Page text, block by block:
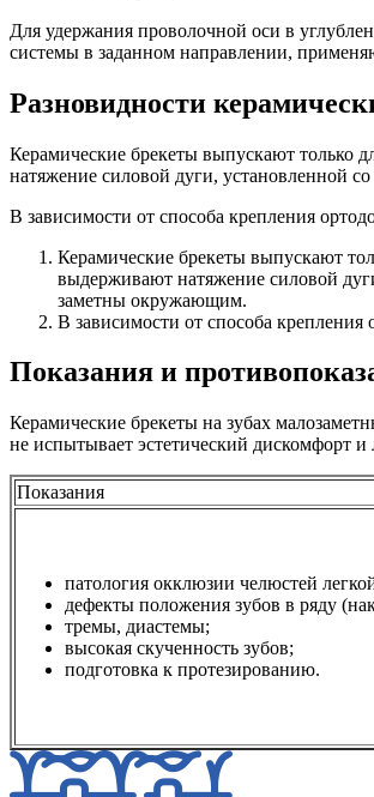
Для удержания проволочной оси в
системы в заданном направлении,
Разновидности
Керамические брекеты выпускают только
натяжение силовой дуги, установленной
В зависимости от способа крепления
Керамические брекеты выпускают
выдерживают натяжение силовой
заметны окружающим.
В зависимости от способа крепления
Показания и
Керамические брекеты на зубах
не испытывает эстетический дискомфорт
Показания
патология окклюзии челюстей
дефекты положения зубов в ряду
тремы, диастемы;
высокая скученность зубов;
подготовка к протезированию.